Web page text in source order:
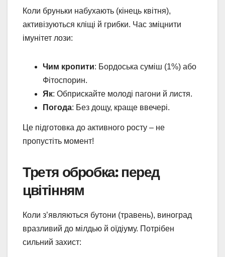
Коли бруньки набухають (кінець квітня),
активізуються кліщі й грибки. Час зміцнити
імунітет лози:
Чим кропити: Бордоська суміш (1%) або
Фітоспорин.
Як: Обприскайте молоді пагони й листя.
Погода: Без дощу, краще ввечері.
Це підготовка до активного росту – не
пропустіть момент!
Третя обробка: перед
цвітінням
Коли з’являються бутони (травень), виноград
вразливий до мілдью й оїдіуму. Потрібен
сильний захист: